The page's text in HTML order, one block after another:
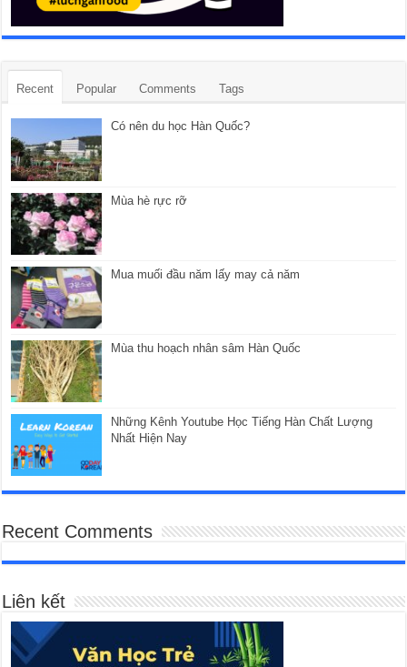
Recent Popular Comments Tags
Có nên du học Hàn Quốc?
Mùa hè rực rỡ
Mua muối đầu năm lấy may cả năm
Mùa thu hoạch nhân sâm Hàn Quốc
Những Kênh Youtube Học Tiếng Hàn Chất Lượng
Nhất Hiện Nay
Recent Comments
Liên kết